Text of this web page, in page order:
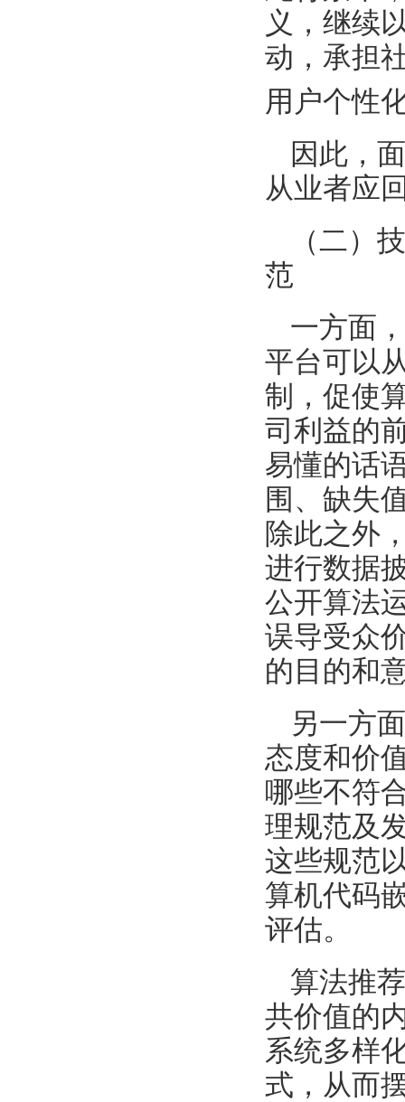
义，继续
动，承担
用户个性
因此，
从业者应
（二）
范
一方面
平台可以
制，促使
司利益的
易懂的话
围、缺失
除此之外
进行数据
公开算法
误导受众
的目的和
另一方
态度和价
哪些不符
理规范及
这些规范
算机代码
评估。
算法推
共价值的
系统多样
式，从而